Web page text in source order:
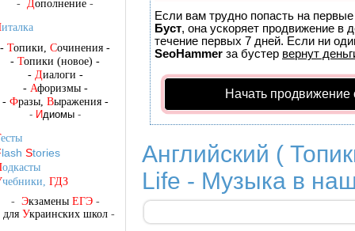
Если вам трудно попасть на
Буст, она ускоряет продвижение в
течение первых 7 дней. Если ни
SeoHammer за бустер вернут
Начать продвижение
Английский (
Life - Музыка в
- Дополнение -
италка
- Топики, Сочинения -
- Топики (новое) -
- Диалоги -
- Афоризмы-
- Фразы, Выражения-
- Идиомы -
есты
lash Stories
одкасты
чебники, ГДЗ
- Экзамены ЕГЭ-
для Украинских школ-